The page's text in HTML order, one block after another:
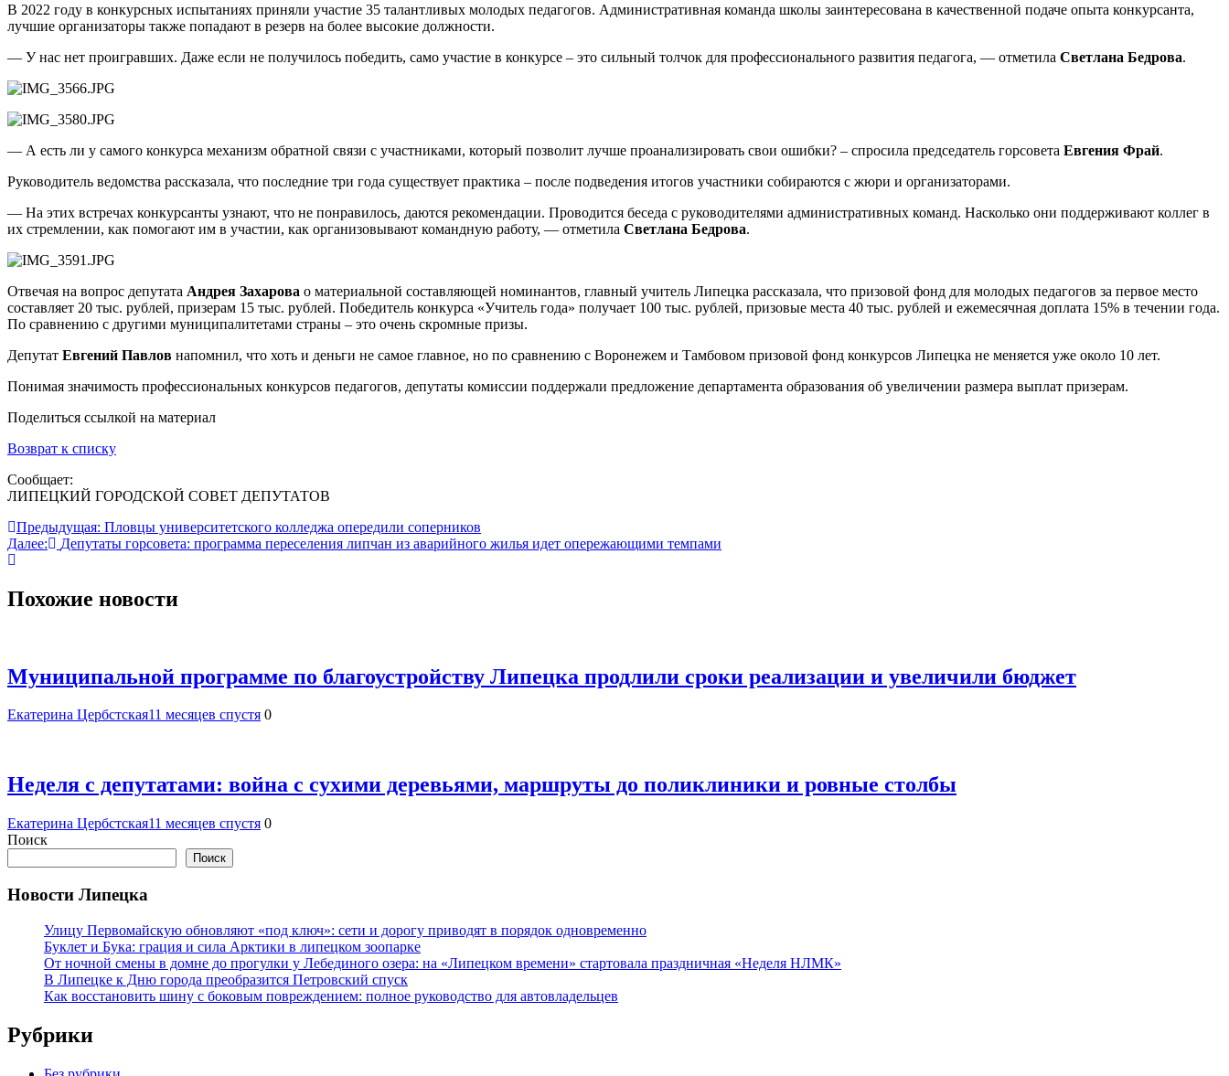
В 2022 году в конкурсных испытаниях приняли участие 35 талантливых молодых педагогов. Административная команда школы заинтересована в качественной подаче опыта конкурсанта,
лучшие организаторы также попадают в резерв на более высокие должности.
— У нас нет проигравших. Даже если не получилось победить, само участие в конкурсе – это сильный толчок для профессионального развития педагога, — отметила Светлана Бедрова.
— А есть ли у самого конкурса механизм обратной связи с участниками, который позволит лучше проанализировать свои ошибки? – спросила председатель горсовета Евгения Фрай.
Руководитель ведомства рассказала, что последние три года существует практика – после подведения итогов участники собираются с жюри и организаторами.
— На этих встречах конкурсанты узнают, что не понравилось, даются рекомендации. Проводится беседа с руководителями административных команд. Насколько они поддерживают коллег в
их стремлении, как помогают им в участии, как организовывают командную работу, — отметила Светлана Бедрова.
Отвечая на вопрос депутата Андрея Захарова о материальной составляющей номинантов, главный учитель Липецка рассказала, что призовой фонд для молодых педагогов за первое место
составляет 20 тыс. рублей, призерам 15 тыс. рублей. Победитель конкурса «Учитель года» получает 100 тыс. рублей, призовые места 40 тыс. рублей и ежемесячная доплата 15% в течении года.
По сравнению с другими муниципалитетами страны – это очень скромные призы.
Депутат Евгений Павлов напомнил, что хоть и деньги не самое главное, но по сравнению с Воронежем и Тамбовом призовой фонд конкурсов Липецка не меняется уже около 10 лет.
Понимая значимость профессиональных конкурсов педагогов, депутаты комиссии поддержали предложение департамента образования об увеличении размера выплат призерам.
Поделиться ссылкой на материал
Возврат к списку
Сообщает:
ЛИПЕЦКИЙ ГОРОДСКОЙ СОВЕТ ДЕПУТАТОВ
Навигация
по
Предыдущая: Пловцы университетского колледжа опередили соперников
Далее:
Депутаты горсовета: программа переселения липчан из аварийного жилья идет опережающими темпами
Похожие новости
Муниципальной программе по благоустройству Липецка продлили сроки реализации и увеличили бюджет
Екатерина Цербстская11 месяцев спустя 0
Неделя с депутатами: война с сухими деревьями, маршруты до поликлиники и ровные столбы
Екатерина Цербстская11 месяцев спустя 0
Поиск
Поиск
Новости Липецка
Улицу Первомайскую обновляют «под ключ»: сети и дорогу приводят в порядок одновременно
Буклет и Бука: грация и сила Арктики в липецком зоопарке
От ночной смены в домне до прогулки у Лебединого озера: на «Липецком времени» стартовала праздничная «Неделя НЛМК»
В Липецке к Дню города преобразится Петровский спуск
Как восстановить шину с боковым повреждением: полное руководство для автовладельцев
Рубрики